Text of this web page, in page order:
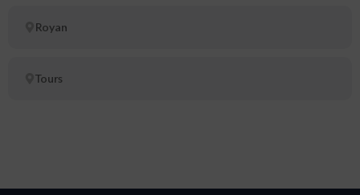
Royan
Tours